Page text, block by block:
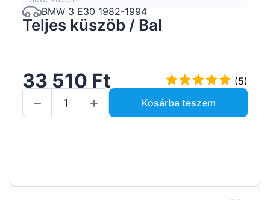
BMW 3 E30 1982-1994
Teljes küszöb / Bal
33 510 Ft
(5)
Kosárba teszem